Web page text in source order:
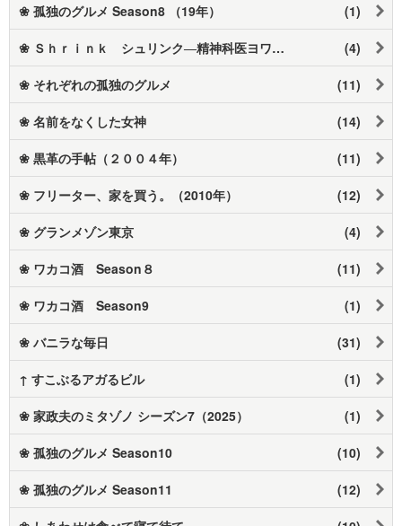
❀ 孤独のグルメ Season8 （19年） (1)
❀ Ｓｈｒｉｎｋ シュリンク―精神科医ヨワイ― (4)
❀ それぞれの孤独のグルメ (11)
❀ 名前をなくした女神 (14)
❀ 黒革の手帖（２００４年） (11)
❀ フリーター、家を買う。（2010年） (12)
❀ グランメゾン東京 (4)
❀ ワカコ酒 Season８ (11)
❀ ワカコ酒 Season9 (1)
❀ バニラな毎日 (31)
↑ すこぶるアガるビル (1)
❀ 家政夫のミタゾノ シーズン7（2025） (1)
❀ 孤独のグルメ Season10 (10)
❀ 孤独のグルメ Season11 (12)